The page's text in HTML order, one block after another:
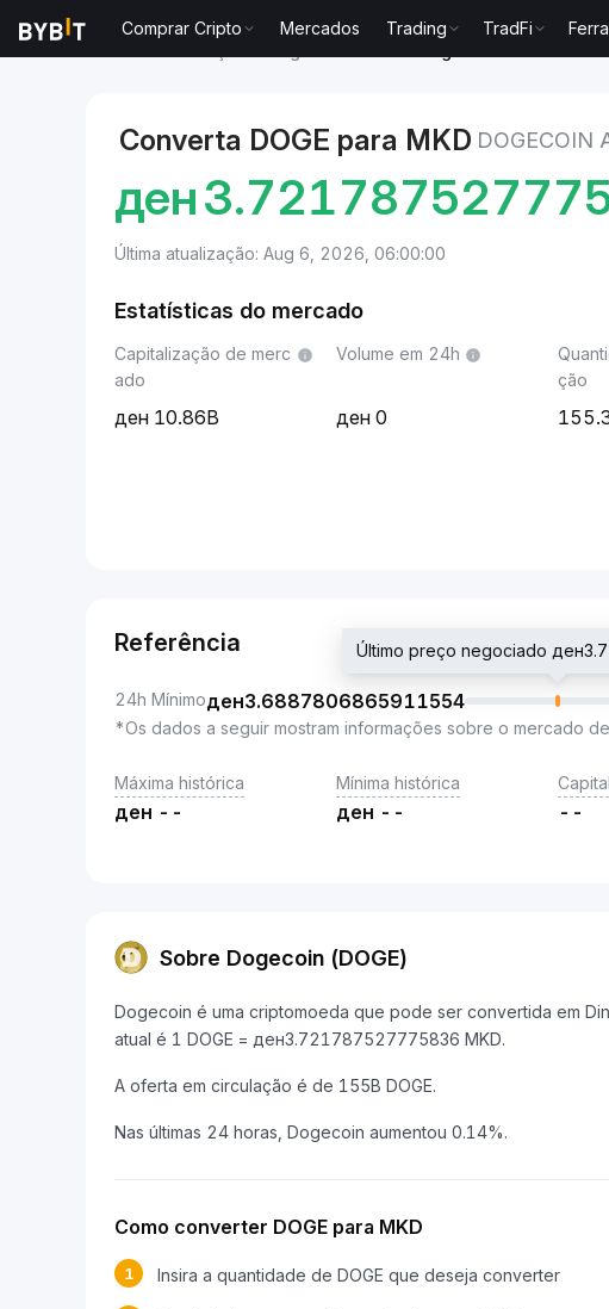
Comprar Cripto Mercados Trading TradFi
Converta DOGE para MKD DOGECOIN
ден
Última atualização: Aug 6, 2026, 06:00:00
Estatísticas do mercado
Capitalização de merc
ado
10.86B
Volume em 24h
0
ção
Referência
24h Mínimoден3.6887806865911554
Último preço negociado
*Os dados a seguir mostram informações sobre o mercado
Máxima histórica
ден --
Mínima histórica
ден -- --
Sobre Dogecoin (DOGE)
Dogecoin é uma criptomoeda que pode ser convertida em
atual é 1 DOGE = ден3.721787527775836 MKD.
A oferta em circulação é de 155B DOGE.
Nas últimas 24 horas, Dogecoin aumentou 0.14%.
Como converter DOGE para MKD
1 Insira a quantidade de DOGE que deseja converter